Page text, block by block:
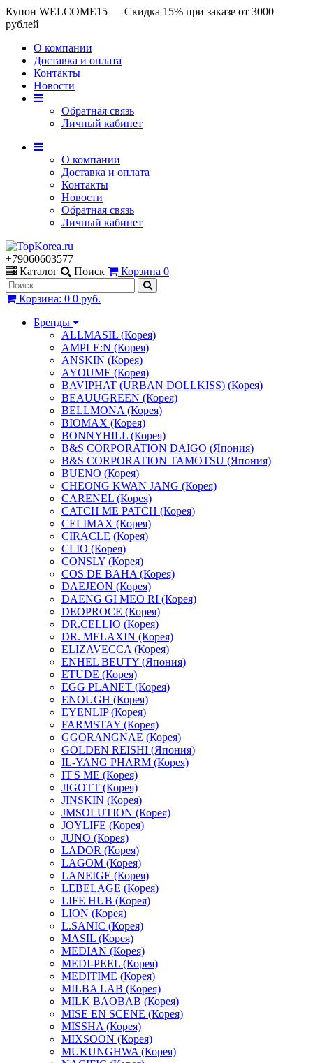
Купон WELCOME15 — Скидка 15% при заказе от 3000
рублей
О компании
Доставка и оплата
Контакты
Новости
Обратная связь
Личный кабинет
О компании
Доставка и оплата
Контакты
Новости
Обратная связь
Личный кабинет
+79060603577
Каталог
Поиск Корзина 0
Корзина: 0 0 руб.
Бренды
ALLMASIL (Корея)
AMPLE:N (Корея)
ANSKIN (Корея)
AYOUME (Корея)
BAVIPHAT (URBAN DOLLKISS) (Корея)
BEAUUGREEN (Корея)
BELLMONA (Корея)
BIOMAX (Корея)
BONNYHILL (Корея)
B&S CORPORATION DAIGO (Япония)
B&S CORPORATION TAMOTSU (Япония)
BUENO (Корея)
CHEONG KWAN JANG (Корея)
CARENEL (Корея)
CATCH ME PATCH (Корея)
CELIMAX (Корея)
CIRACLE (Корея)
CLIO (Корея)
CONSLY (Корея)
COS DE BAHA (Корея)
DAEJEON (Корея)
DAENG GI MEO RI (Корея)
DEOPROCE (Корея)
DR.CELLIO (Корея)
DR. MELAXIN (Корея)
ELIZAVECCA (Корея)
ENHEL BEUTY (Япония)
ETUDE (Корея)
EGG PLANET (Корея)
ENOUGH (Корея)
EYENLIP (Корея)
FARMSTAY (Корея)
GGORANGNAE (Корея)
GOLDEN REISHI (Япония)
IL-YANG PHARM (Корея)
IT'S ME (Корея)
JIGOTT (Корея)
JINSKIN (Корея)
JMSOLUTION (Корея)
JOYLIFE (Корея)
JUNO (Корея)
LADOR (Корея)
LAGOM (Корея)
LANEIGE (Корея)
LEBELAGE (Корея)
LIFE HUB (Корея)
LION (Корея)
L.SANIC (Корея)
MASIL (Корея)
MEDIAN (Корея)
MEDI-PEEL (Корея)
MEDITIME (Корея)
MILBA LAB (Корея)
MILK BAOBAB (Корея)
MISE EN SCENE (Корея)
MISSHA (Корея)
MIXSOON (Корея)
MUKUNGHWA (Корея)